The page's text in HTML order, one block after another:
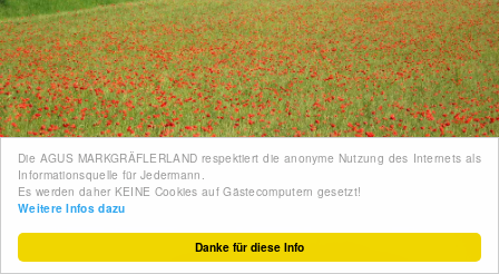
Danke für diese Info
Die AGUS MARKGRÄFLERLAND respektiert die anonyme Nutzung des Internets als
Informationsquelle für Jedermann.
Es werden daher KEINE Cookies auf Gästecomputern gesetzt!
Weitere Infos dazu